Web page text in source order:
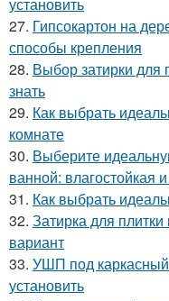
27. Гипсокартон на
способы крепления
28. Выбор затирки для
знать
29. Как выбрать
комнате
30. Выберите
ванной: влагостойкая
31. Как выбрать
32. Затирка для
вариант
33. УШП под
установить